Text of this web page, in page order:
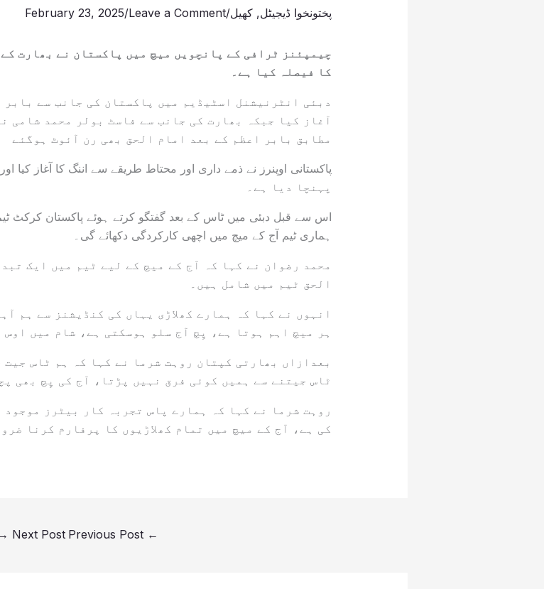
پختونخوا ڈیجیٹل, کھیل/
Leave a Comment
/
February 23, 2025
چیمپئنز ٹرافی کے پانچویں میچ میں پاکستان نے بھارت
کا فیصلہ کیا ہے۔
دبئی انٹرنیشنل اسٹیڈیم میں پاکستان کی جانب سے
آغاز کیا جبکہ بھارت کی جانب سے فاسٹ بولر محمد شامی
مطابق بابر اعظم کے بعد امام الحق بھی رن آئوٹ ہوگئے
پہنچا دیا ہے۔
اس سے قبل دبئی میں ٹاس کے بعد گفتگو کرتے ہوئے پاکستان کرکٹ
ہماری ٹیم آج کے میچ میں اچھی کارکردگی دکھائے گی۔
محمد رضوان نے کہا کہ آج کے میچ کے لیے ٹیم میں ایک
الحق ٹیم میں شامل ہیں۔
انہوں نے کہا کہ ہمارے کھلاڑی یہاں کی کنڈیشنز سے ہم
ہر میچ اہم ہوتا ہے، پِچ آج سلو ہوسکتی ہے، شام میں اوس
بعدازاں بھارتی کپتان روہت شرما نے کہا کہ ہم ٹاس
ٹاس جیتنے سے ہمیں کوئی فرق نہیں پڑتا، آج کی پِچ بھی
روہت شرما نے کہا کہ ہمارے پاس تجربہ کار بیٹرز
کی ہے، آج کے میچ میں تمام کھلاڑیوں کا پرفارم کرنا
←
Next Post
→